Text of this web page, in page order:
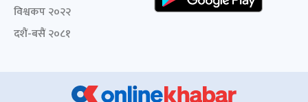
विश्वकप २०२२
दशैं-बसैं २०८१